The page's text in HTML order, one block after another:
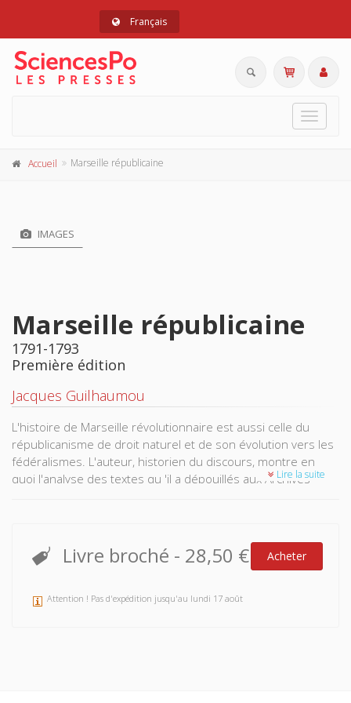
Français
Toggle
Accueil Marseille républicaine
IMAGES
Marseille républicaine
1791-1793
Première édition
Jacques Guilhaumou
L'histoire de Marseille révolutionnaire est aussi celle du
républicanisme de droit naturel et de son évolution vers les
fédéralismes. L'auteur, historien du discours, montre en
quoi l'analyse des textes qu 'il a dépouillés aux Archives
monstre polémique bricolé par le jacobinisme » (l'expression
est de Mona Ozouf), Jacques Guilhaumou considère comme
fédéralisme ; il s'appuie sur l'exemple de Marseille pour le
Lire la suite
Livre broché - 28,50 € Acheter
Attention ! Pas d'expédition jusqu'au lundi 17 août